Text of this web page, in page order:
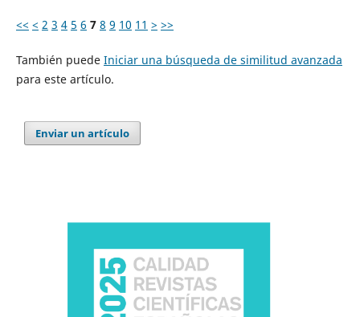
<< < 2 3 4 5 6 7 8 9 10 11 > >>
También puede Iniciar una búsqueda de similitud avanzada
para este artículo.
Enviar un artículo